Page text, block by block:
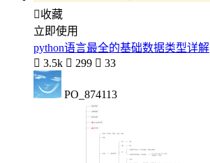
收藏
立即使用
python语言最全的基础数据类型详解
 3.5k  299  33
PO_874113